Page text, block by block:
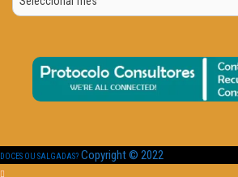
Data
DOCES OU SALGADAS? Copyright © 2022